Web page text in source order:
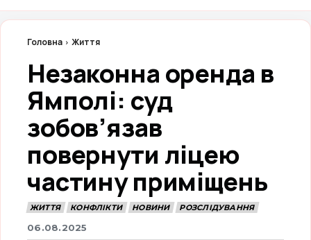
Головна Життя
Незаконна оренда в
Ямполі: суд
зобов’язав
повернути ліцею
частину приміщень
ЖИТТЯ КОНФЛІКТИ НОВИНИ РОЗСЛІДУВАННЯ
06.08.2025